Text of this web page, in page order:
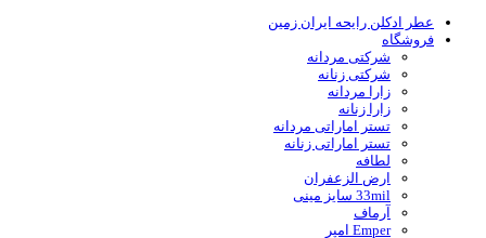
عطر ادکلن رایحه ایران زمین
فروشگاه
شرکتی مردانه
شرکتی زنانه
زارا مردانه
زارا زنانه
تستر اماراتی مردانه
تستر اماراتی زنانه
لطافه
ارض الزعفران
33mil سایز مینی
آرماف
Emper امپر